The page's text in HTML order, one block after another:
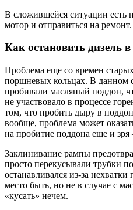
В сложившейся ситуации есть
мотор и отправиться на ремонт.
Как остановить дизель в
Проблема еще со времен
поршневых кольцах. В данном
пробивали масляный поддон,
не участвовало в процессе
том, что пробить дыру в
вообще, проблема может
на пробитие поддона еще и зря
Заклинивание рампы
просто перекусывали трубки
останавливался из-за
место быть, но не в случае с
«кусать» нечем.